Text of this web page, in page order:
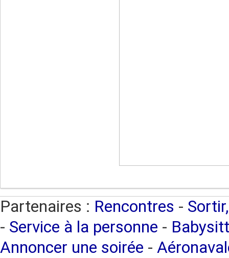
Partenaires : Rencontres -
- Service à la personne -
Annoncer une soirée -